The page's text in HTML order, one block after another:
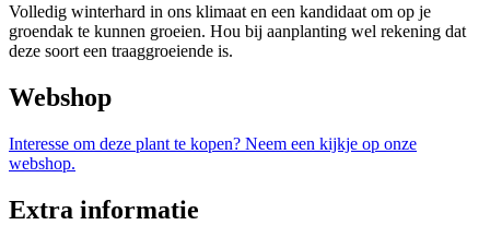
Volledig winterhard in ons klimaat en een kandidaat om op je
groendak te kunnen groeien. Hou bij aanplanting wel rekening dat
deze soort een traaggroeiende is.
Webshop
Interesse om deze plant te kopen? Neem een kijkje op onze
webshop.
Extra informatie